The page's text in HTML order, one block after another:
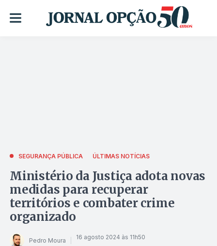
SEGURANÇA PÚBLICA ÚLTIMAS NOTÍCIAS
Ministério da Justiça adota novas
medidas para recuperar
territórios e combater crime
organizado
Pedro Moura 16 agosto 2024 às 11h50